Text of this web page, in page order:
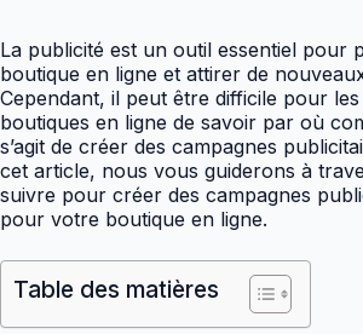
La publicité est un outil essentiel pour
boutique en ligne et attirer de
Cependant, il peut être difficile pour
boutiques en ligne de savoir par où
s’agit de créer des campagnes
cet article, nous vous guiderons à
suivre pour créer des campagnes
pour votre boutique en ligne.
Table des matières